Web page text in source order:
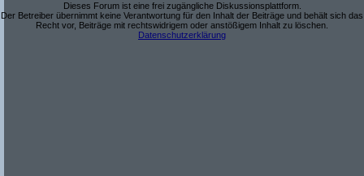
Dieses Forum ist eine frei zugängliche Diskussionsplattform.
Der Betreiber übernimmt keine Verantwortung für den Inhalt der Beiträge und behält sich das
Recht vor, Beiträge mit rechtswidrigem oder anstößigem Inhalt zu löschen.
Datenschutzerklärung